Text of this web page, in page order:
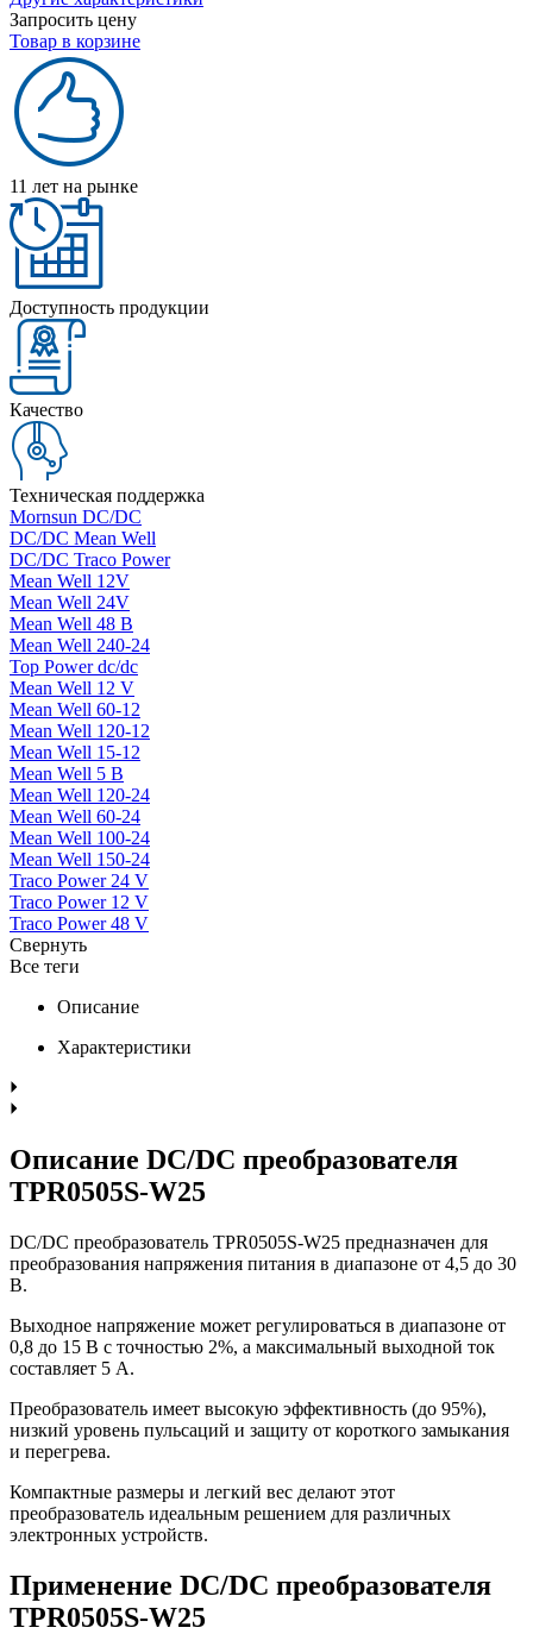
Запросить цену
Товар в корзине
11 лет на рынке
Доступность продукции
Качество
Техническая поддержка
Mornsun DC/DC
DC/DC Mean Well
DC/DC Traco Power
Mean Well 12V
Mean Well 24V
Mean Well 48 В
Mean Well 240-24
Top Power dc/dc
Mean Well 12 V
Mean Well 60-12
Mean Well 120-12
Mean Well 15-12
Mean Well 5 В
Mean Well 120-24
Mean Well 60-24
Mean Well 100-24
Mean Well 150-24
Traco Power 24 V
Traco Power 12 V
Traco Power 48 V
Свернуть
Все теги
Описание
Характеристики
Описание DC/DC преобразователя
TPR0505S-W25
DC/DC преобразователь TPR0505S-W25 предназначен для
преобразования напряжения питания в диапазоне от 4,5 до 30
В.
Выходное напряжение может регулироваться в диапазоне от
0,8 до 15 В с точностью 2%, а максимальный выходной ток
составляет 5 А.
Преобразователь имеет высокую эффективность (до 95%),
низкий уровень пульсаций и защиту от короткого замыкания
и перегрева.
Компактные размеры и легкий вес делают этот
преобразователь идеальным решением для различных
электронных устройств.
Применение DC/DC преобразователя
TPR0505S-W25